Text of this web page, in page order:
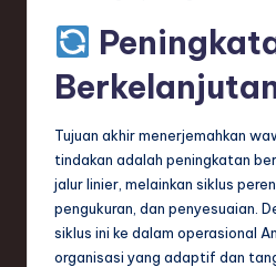
Tujuan akhir menerjemahkan
tindakan adalah peningkatan
jalur linier, melainkan siklus
pengukuran, dan penyesuaian.
siklus ini ke dalam operasional
organisasi yang adaptif dan